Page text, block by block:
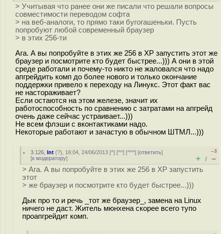
> Учитывая что ранее они же писали что решали вопросы
совместимости переводом софта
> на веб-аналоги, то прямо таки бугогашеньки. Пусть
попробуют любой современный браузер
> в этих 256-ти
Ага. А вы попробуйте в этих же 256 в ХР запустить этот же
браузер и посмотрите кто будет быстрее...))) А они в этой
среде работали и почему-то никто не жаловался что надо
апгрейдить комп до более нового и только окончание
поддержки привело к переходу на Линукс. Этот факт вас
не настораживает?
Если остаются на этом железе, значит их
работоспособность по сравнению с затратами на апгрейд
очень даже сейчас устраивает...)))
Не всем флэши с вконтактиками надо.
Некоторые работают и зачастую в обычном ШТМЛ...)))
3.126 ,Int (?), 16:04, 24/06/2013 [^] [^^] [^^^] [ответить]
[к модератору]
–3
+ / –
> Ага. А вы попробуйте в этих же 256 в ХР запустить
этот
> же браузер и посмотрите кто будет быстрее...)))
Дык про то и речь _тот же браузер_, замена на Linux
ничего не даст. Житель мюнхена скорее всего тупо
проапгрейдит комп.